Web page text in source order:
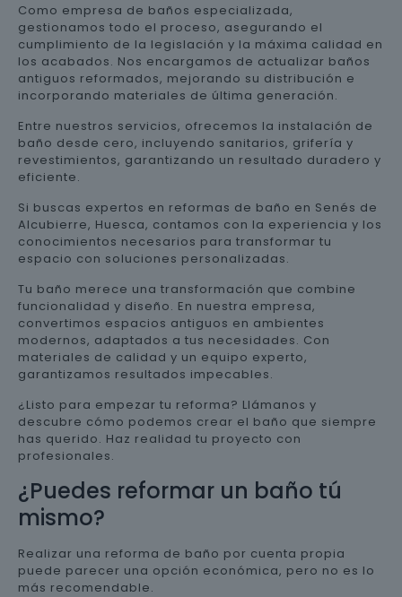
Como empresa de baños especializada,
gestionamos todo el proceso, asegurando el
cumplimiento de la legislación y la máxima calidad en
los acabados. Nos encargamos de actualizar baños
antiguos reformados, mejorando su distribución e
incorporando materiales de última generación.
Entre nuestros servicios, ofrecemos la instalación de
baño desde cero, incluyendo sanitarios, grifería y
revestimientos, garantizando un resultado duradero y
eficiente.
Si buscas expertos en reformas de baño en Senés de
Alcubierre, Huesca, contamos con la experiencia y los
conocimientos necesarios para transformar tu
espacio con soluciones personalizadas.
Tu baño merece una transformación que combine
funcionalidad y diseño. En nuestra empresa,
convertimos espacios antiguos en ambientes
modernos, adaptados a tus necesidades. Con
materiales de calidad y un equipo experto,
garantizamos resultados impecables.
¿Listo para empezar tu reforma? Llámanos y
descubre cómo podemos crear el baño que siempre
has querido. Haz realidad tu proyecto con
profesionales.
¿Puedes reformar un baño tú
mismo?
Realizar una reforma de baño por cuenta propia
puede parecer una opción económica, pero no es lo
más recomendable.